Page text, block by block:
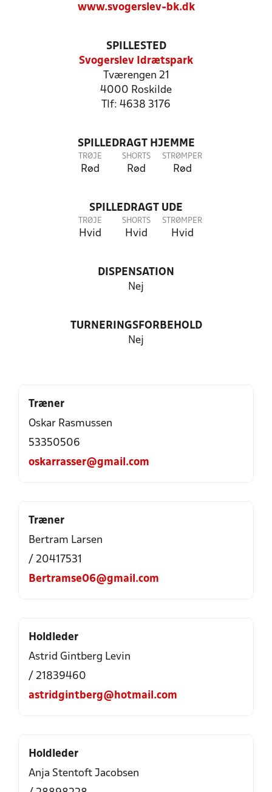
www.svogerslev-bk.dk
SPILLESTED
Svogerslev Idrætspark
Tværengen 21
4000 Roskilde
Tlf: 4638 3176
SPILLEDRAGT HJEMME
TRØJE
Rød
SHORTS
Rød
STRØMPER
Rød
SPILLEDRAGT UDE
TRØJE
Hvid
SHORTS
Hvid
STRØMPER
Hvid
DISPENSATION
Nej
TURNERINGSFORBEHOLD
Nej
Træner
Oskar Rasmussen
53350506
oskarrasser@gmail.com
Træner
Bertram Larsen
/ 20417531
Bertramse06@gmail.com
Holdleder
Astrid Gintberg Levin
/ 21839460
astridgintberg@hotmail.com
Holdleder
Anja Stentoft Jacobsen